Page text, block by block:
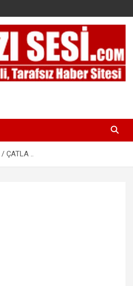
ÇATLA ..